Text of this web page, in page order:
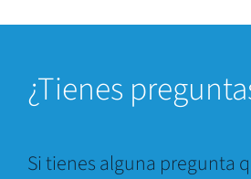
¿Tienes
Si tienes alguna pregunta